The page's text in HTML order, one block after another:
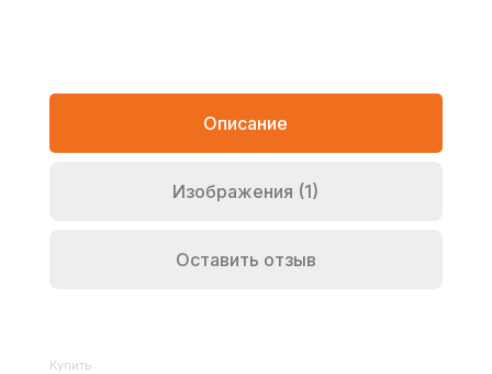
Описание
Изображения (1)
Оставить отзыв
Купить